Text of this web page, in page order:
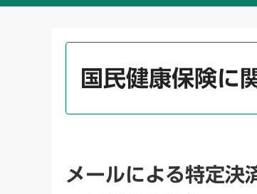
の
国民健康保険に
メールによる特定決